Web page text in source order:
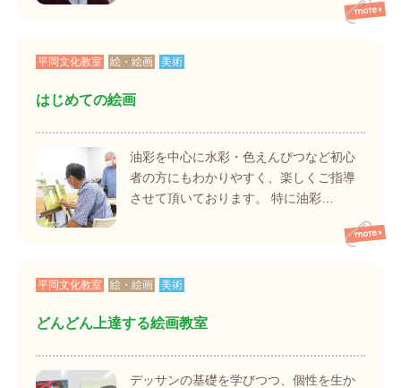
平岡文化教室 絵・絵画 美術
はじめての絵画
油彩を中心に水彩・色えんぴつなど初心
者の方にもわかりやすく、楽しくご指導
させて頂いております。 特に油彩…
平岡文化教室 絵・絵画 美術
どんどん上達する絵画教室
デッサンの基礎を学びつつ、個性を生か